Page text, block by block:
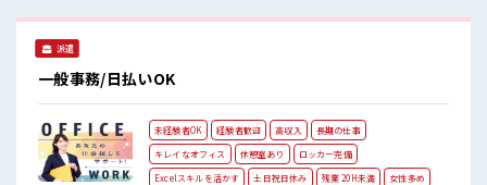
派遣
一般事務/日払いOK
未経験者OK 経験者歓迎 高収入
長期の仕事
キレイなオフィス
休憩室あり
ロッカー完備
Excelスキルを活かす
土日祝日休み 残業 20H未満
女性多め